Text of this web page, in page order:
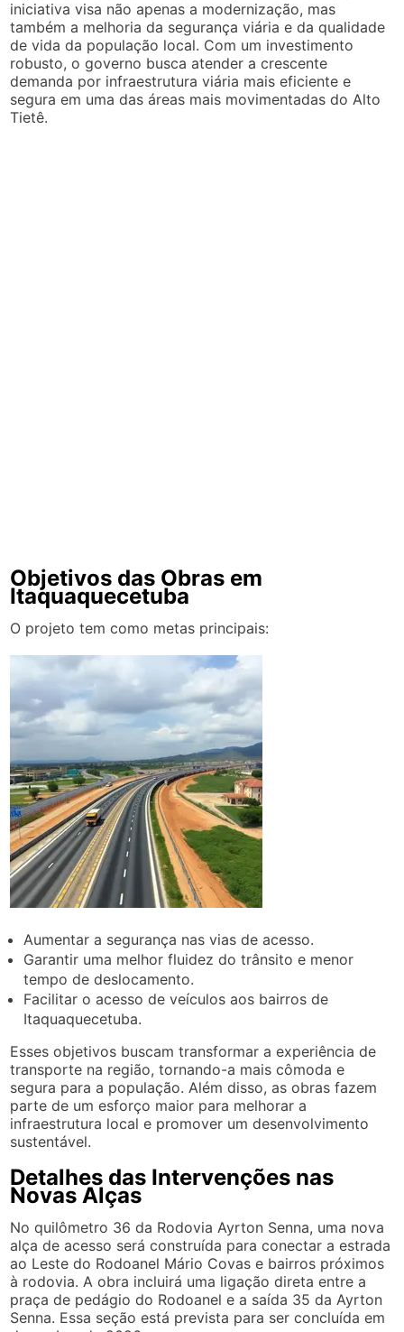
iniciativa visa não apenas a modernização, mas
também a melhoria da segurança viária e da qualidade
de vida da população local. Com um investimento
robusto, o governo busca atender a crescente
demanda por infraestrutura viária mais eficiente e
segura em uma das áreas mais movimentadas do Alto
Tietê.
Objetivos das Obras em
Itaquaquecetuba
O projeto tem como metas principais:
Aumentar a segurança nas vias de acesso.
Garantir uma melhor fluidez do trânsito e menor
tempo de deslocamento.
Facilitar o acesso de veículos aos bairros de
Itaquaquecetuba.
Esses objetivos buscam transformar a experiência de
transporte na região, tornando-a mais cômoda e
segura para a população. Além disso, as obras fazem
parte de um esforço maior para melhorar a
infraestrutura local e promover um desenvolvimento
sustentável.
Detalhes das Intervenções nas
Novas Alças
No quilômetro 36 da Rodovia Ayrton Senna, uma nova
alça de acesso será construída para conectar a estrada
ao Leste do Rodoanel Mário Covas e bairros próximos
à rodovia. A obra incluirá uma ligação direta entre a
praça de pedágio do Rodoanel e a saída 35 da Ayrton
Senna. Essa seção está prevista para ser concluída em